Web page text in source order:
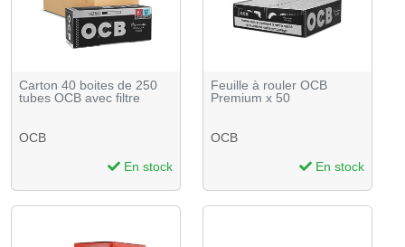
Carton 40 boites de 250
tubes OCB avec filtre
OCB
En stock
Feuille à rouler OCB
Premium x 50
OCB
En stock